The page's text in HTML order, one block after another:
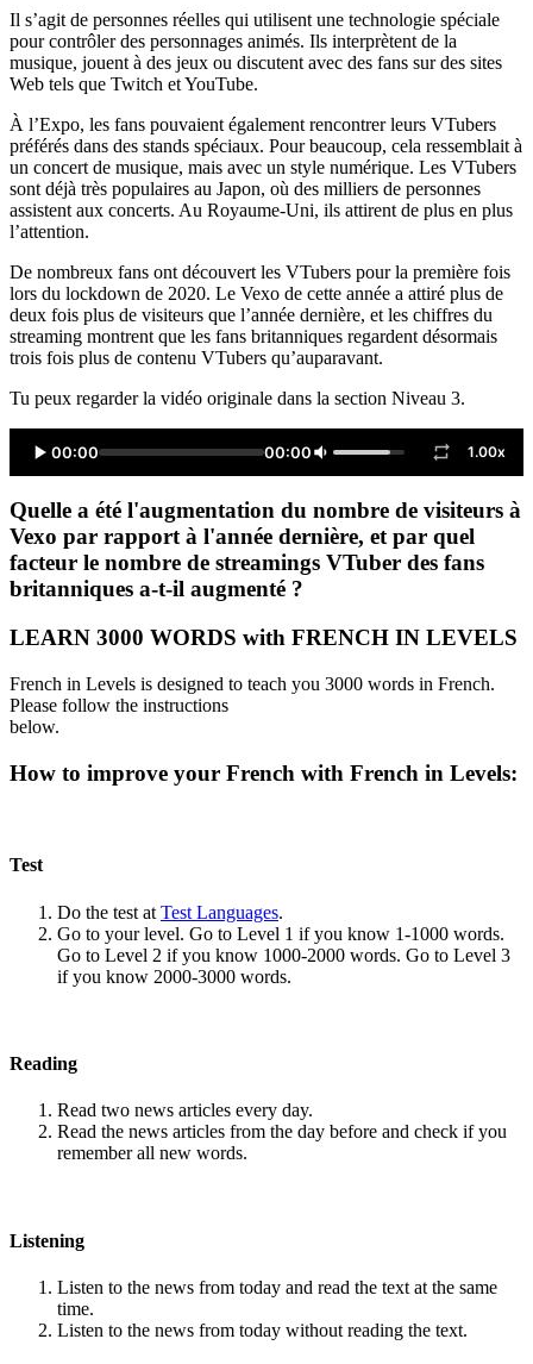
Il s’agit de personnes réelles qui utilisent une technologie spéciale
pour contrôler des personnages animés. Ils interprètent de la
musique, jouent à des jeux ou discutent avec des fans sur des sites
Web tels que Twitch et YouTube.
À l’Expo, les fans pouvaient également rencontrer leurs VTubers
préférés dans des stands spéciaux. Pour beaucoup, cela ressemblait à
un concert de musique, mais avec un style numérique. Les VTubers
sont déjà très populaires au Japon, où des milliers de personnes
assistent aux concerts. Au Royaume-Uni, ils attirent de plus en plus
l’attention.
De nombreux fans ont découvert les VTubers pour la première fois
lors du lockdown de 2020. Le Vexo de cette année a attiré plus de
deux fois plus de visiteurs que l’année dernière, et les chiffres du
streaming montrent que les fans britanniques regardent désormais
trois fois plus de contenu VTubers qu’auparavant.
Tu peux regarder la vidéo originale dans la section Niveau 3.
00:00 00:00 1.00x
Quelle a été l'augmentation du nombre de visiteurs à
Vexo par rapport à l'année dernière, et par quel
facteur le nombre de streamings VTuber des fans
britanniques a-t-il augmenté ?
LEARN 3000 WORDS with FRENCH IN LEVELS
French in Levels is designed to teach you 3000 words in French.
Please follow the instructions
below.
How to improve your French with French in Levels:
Test
Do the test at Test Languages.
Go to your level. Go to Level 1 if you know 1-1000 words.
Go to Level 2 if you know 1000-2000 words. Go to Level 3
if you know 2000-3000 words.
Reading
Read two news articles every day.
Read the news articles from the day before and check if you
remember all new words.
Listening
Listen to the news from today and read the text at the same
time.
Listen to the news from today without reading the text.